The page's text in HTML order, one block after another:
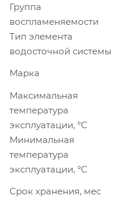
Группа
воспламеняемости
Тип элемента
водосточной системы
Марка
Максимальная
температура
эксплуатации, °С
Минимальная
температура
эксплуатации, °С
Срок хранения, мес